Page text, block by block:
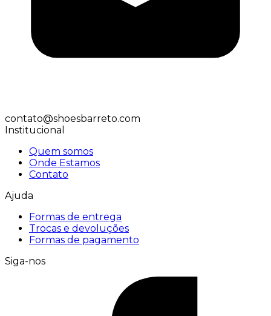
contato@shoesbarreto.com
Institucional
Quem somos
Onde Estamos
Contato
Ajuda
Formas de entrega
Trocas e devoluções
Formas de pagamento
Siga-nos